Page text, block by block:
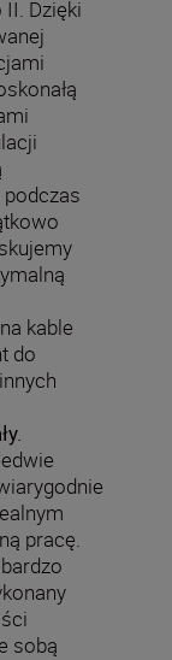
Dzięki
kable
do
pracę.
sobą